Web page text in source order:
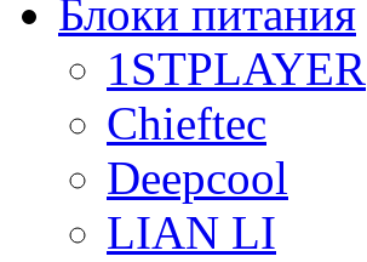
Блоки питания
1STPLAYER
Chieftec
Deepcool
LIAN LI